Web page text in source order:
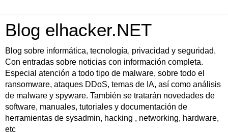
Blog elhacker.NET
Blog sobre informática, tecnología, privacidad y seguridad.
Con entradas sobre noticias con información completa.
Especial atención a todo tipo de malware, sobre todo el
ransomware, ataques DDoS, temas de IA, así como análisis
de malware y spyware. También se tratarán novedades de
software, manuales, tutoriales y documentación de
herramientas de sysadmin, hacking , networking, hardware,
etc